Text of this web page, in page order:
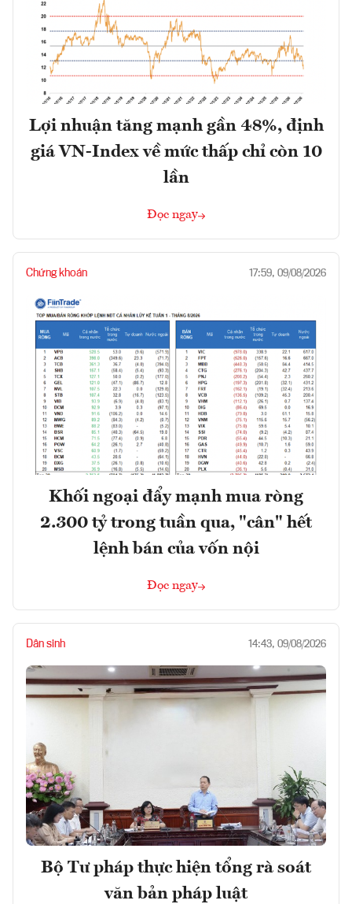
Lợi nhuận tăng mạnh gần 48%, định
giá VN-Index về mức thấp chỉ còn 10
lần
Đọc ngay
Chứng khoán 17:59, 09/08/2026
Khối ngoại đẩy mạnh mua ròng
2.300 tỷ trong tuần qua, "cân" hết
lệnh bán của vốn nội
Đọc ngay
Dân sinh 14:43, 09/08/2026
Bộ Tư pháp thực hiện tổng rà soát
văn bản pháp luật